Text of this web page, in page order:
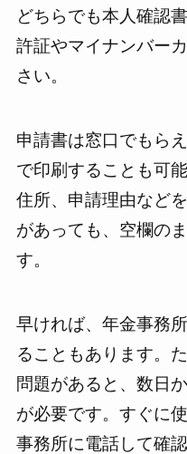
どちらでも本人確認
許証やマイナンバー
さい。
申請書は窓口でもら
で印刷することも可
住所、申請理由など
があっても、空欄の
す。
早ければ、年金事務
ることもあります。
問題があると、数日
が必要です。すぐに
事務所に電話して確